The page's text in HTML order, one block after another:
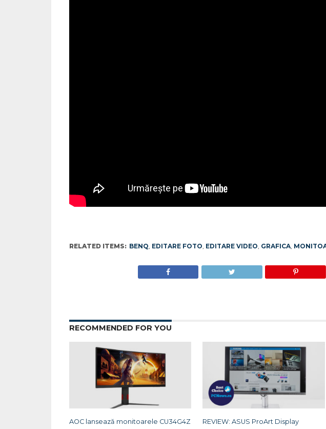
RELATED ITEMS: BENQ EDITARE FOTO EDITARE VIDEO GRAFICA,
RECOMMENDED FOR YOU
AOC lansează monitoarele CU34G4Z
REVIEW: ASUS ProArt Display